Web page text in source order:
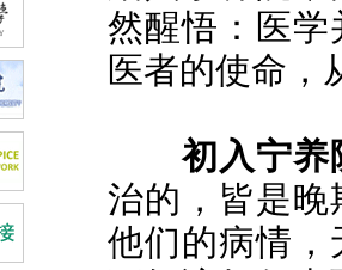
然醒悟：医
医者的使命，
初入宁养
治的，皆是
他们的病情